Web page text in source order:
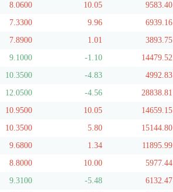
8.0600 10.05 9583.40
7.3300 9.96 6939.16
7.8900 1.01 3893.75
9.1000 -1.10 14479.52
10.3500 -4.83 4992.83
12.0500 -4.56 28838.81
10.9500 10.05 14659.15
10.3500 5.80 15144.80
9.6800 1.34 11895.99
8.8000 10.00 5977.44
9.3100 -5.48 6132.47